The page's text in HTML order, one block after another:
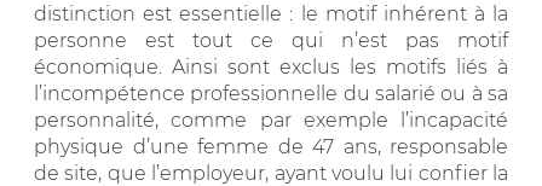
distinction est essentielle : le motif inhérent à la
personne est tout ce qui n’est pas motif
économique. Ainsi sont exclus les motifs liés à
l’incompétence professionnelle du salarié ou à sa
personnalité, comme par exemple l’incapacité
physique d’une femme de 47 ans, responsable
de site, que l’employeur, ayant voulu lui confier la